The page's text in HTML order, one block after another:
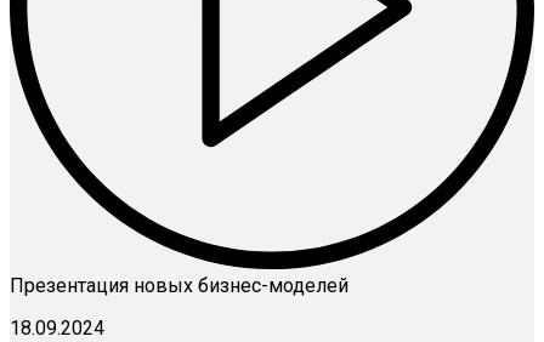
Презентация новых бизнес-моделей
18.09.2024